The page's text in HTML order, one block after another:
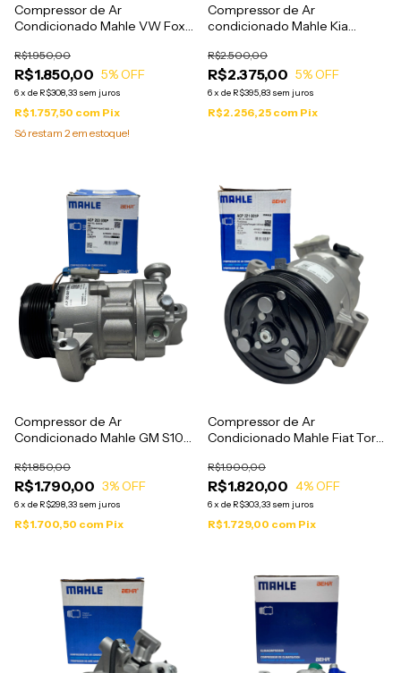
Compressor de Ar
Condicionado Mahle VW Fox
a 2015 - ACP215
R$1.850,00
R$1.950,00
5% OFF
6x de R$308,33 sem juros
R$1.757,50 com Pix
Só restam 2 em estoque!
Compressor de Ar
condicionado Mahle Kia
2006 a 2011 2.0 - ACP1228
R$2.375,00
R$2.500,00
5% OFF
6x de R$395,83 sem juros
R$2.256,25 com Pix
Compressor de Ar
Condicionado Mahle GM S10
- ACP203
R$1.790,00
R$1.850,00
3% OFF
6x de R$298,33 sem juros
R$1.700,50 com Pix
Compressor de Ar
Condicionado Mahle Fiat Toro
2022 - ACP221
R$1.820,00
R$1.900,00
4% OFF
6x de R$303,33 sem juros
R$1.729,00 com Pix